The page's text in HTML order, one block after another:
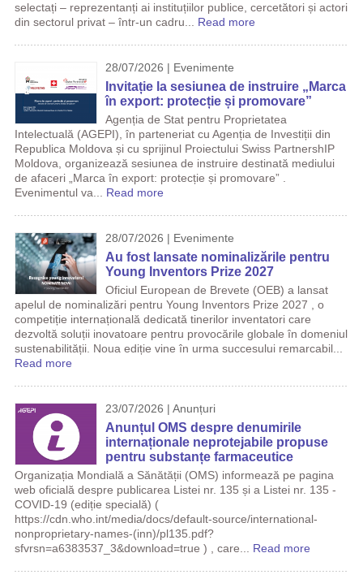
selectați – reprezentanți ai instituțiilor publice, cercetători și actori
din sectorul privat – într-un cadru... Read more
28/07/2026 | Evenimente
Invitație la sesiunea de instruire „Marca
în export: protecție și promovare”
Agenția de Stat pentru Proprietatea
Intelectuală (AGEPI), în parteneriat cu Agenția de Investiții din
Republica Moldova și cu sprijinul Proiectului Swiss PartnershIP
Moldova, organizează sesiunea de instruire destinată mediului
de afaceri „Marca în export: protecție și promovare” .
Evenimentul va... Read more
28/07/2026 | Evenimente
Au fost lansate nominalizările pentru
Young Inventors Prize 2027
Oficiul European de Brevete (OEB) a lansat
apelul de nominalizări pentru Young Inventors Prize 2027 , o
competiție internațională dedicată tinerilor inventatori care
dezvoltă soluții inovatoare pentru provocările globale în domeniul
sustenabilității. Noua ediție vine în urma succesului remarcabil...
Read more
23/07/2026 | Anunțuri
Anunțul OMS despre denumirile
internaționale neprotejabile propuse
pentru substanțe farmaceutice
Organizația Mondială a Sănătății (OMS) informează pe pagina
web oficială despre publicarea Listei nr. 135 și a Listei nr. 135 -
COVID-19 (ediție specială) (
https://cdn.who.int/media/docs/default-source/international-
nonproprietary-names-(inn)/pl135.pdf?
sfvrsn=a6383537_3&download=true ) , care... Read more